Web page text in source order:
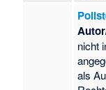
nicht
als